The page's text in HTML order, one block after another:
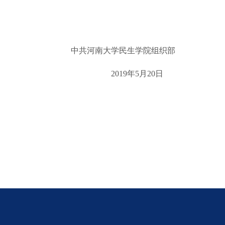
中共河南大学民生学院组织部
2019年5月20日